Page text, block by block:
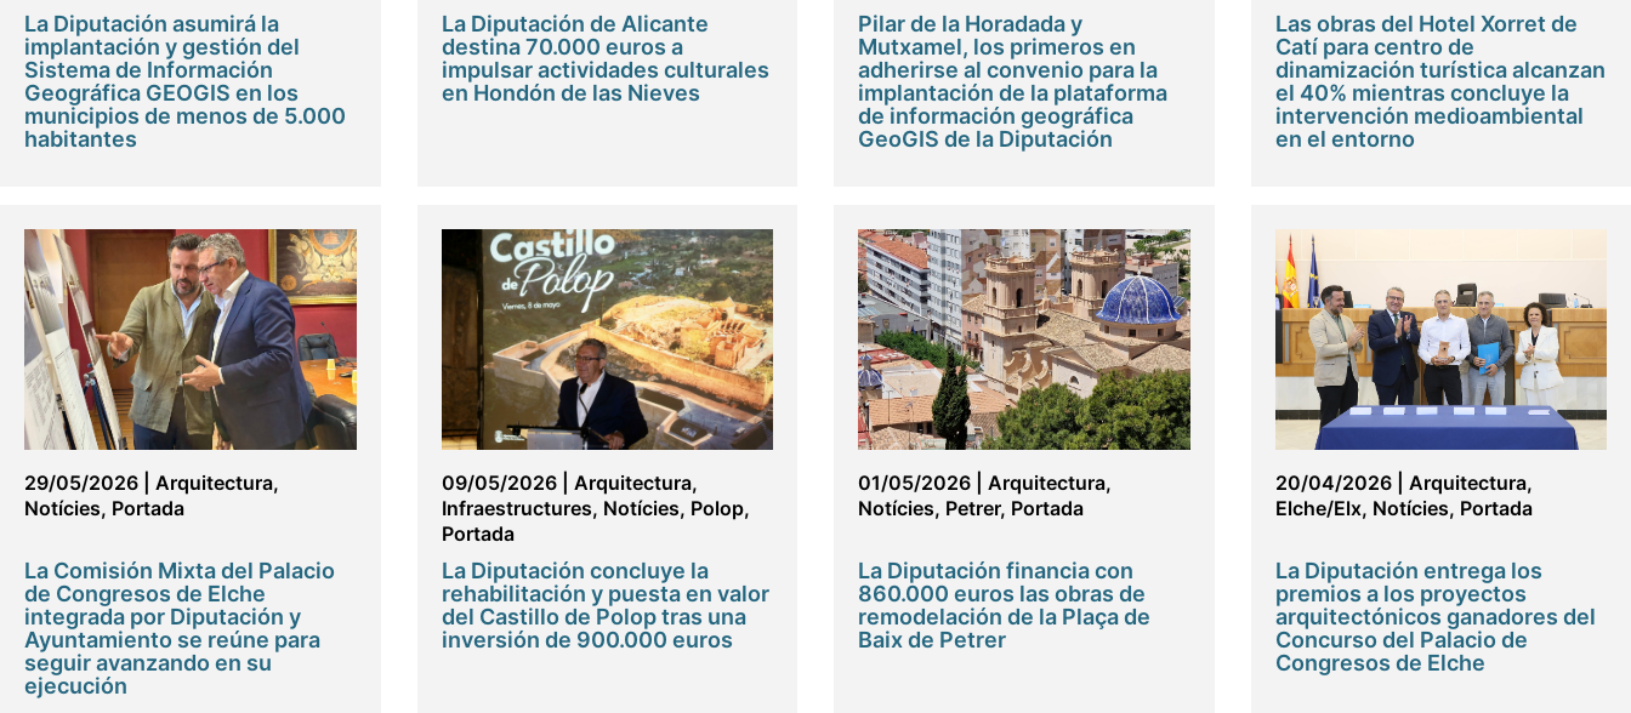
La Diputación asumirá la
implantación y gestión del
Sistema de Información
Geográfica GEOGIS en los
municipios de menos de 5.000
habitantes
La Diputación de Alicante
destina 70.000 euros a
impulsar actividades culturales
en Hondón de las Nieves
Pilar de la Horadada y
Mutxamel, los primeros en
adherirse al convenio para la
implantación de la plataforma
de información geográfica
GeoGIS de la Diputación
Las obras del Hotel Xorret de
Catí para centro de
dinamización turística alcanzan
el 40% mientras concluye la
intervención medioambiental
en el entorno
29/05/2026 Arquitectura,
Notícies, Portada
La Comisión Mixta del Palacio
de Congresos de Elche
integrada por Diputación y
Ayuntamiento se reúne para
seguir avanzando en su
ejecución
09/05/2026| Arquitectura,
Infraestructures, Notícies, Polop,
Portada
La Diputación concluye la
rehabilitación y puesta en valor
del Castillo de Polop tras una
inversión de 900.000 euros
01/05/2026 Arquitectura,
Notícies, Petrer, Portada
La Diputación financia con
860.000 euros las obras de
remodelación de la Plaça de
Baix de Petrer
20/04/2026| Arquitectura,
Elche/Elx, Notícies, Portada
La Diputación entrega los
premios a los proyectos
arquitectónicos ganadores del
Concurso del Palacio de
Congresos de Elche